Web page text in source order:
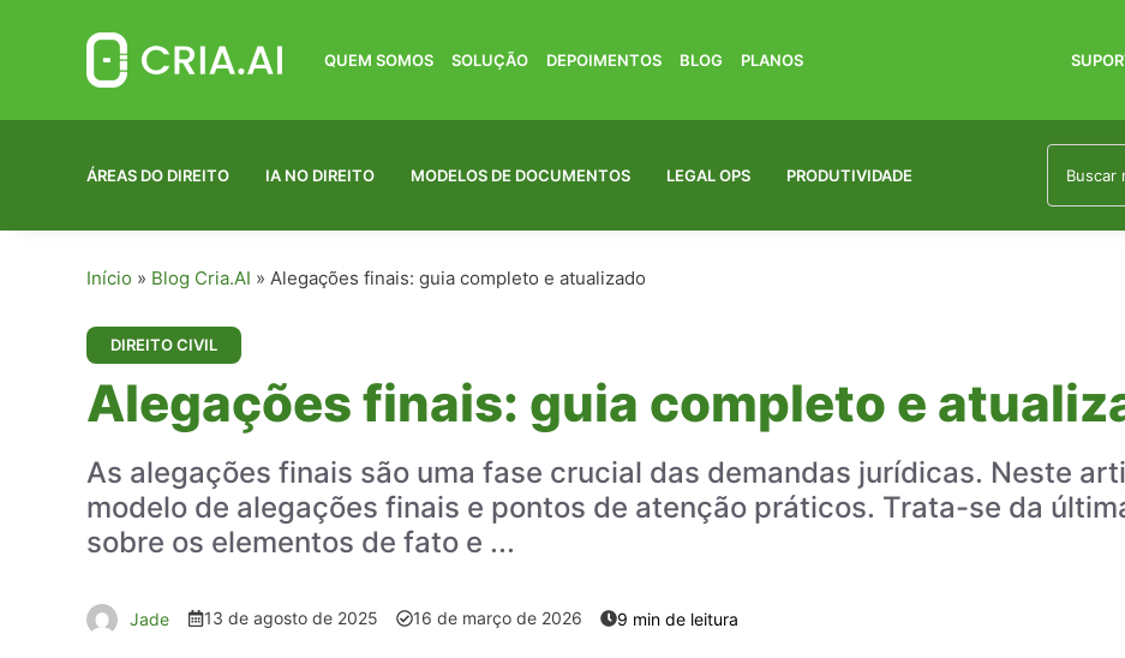
QUEM SOMOS SOLUÇÃO DEPOIMENTOS BLOG PLANOS
ÁREAS DO DIREITO IA NO DIREITO MODELOS DE DOCUMENTOS LEGAL OPS PRODUTIVIDADE
Início » Blog Cria.AI » Alegações finais: guia completo e atualizado
DIREITO CIVIL
Alegações finais: guia completo e
As alegações finais são uma fase crucial das demandas jurídicas. Neste
modelo de alegações finais e pontos de atenção práticos. Trata-se da
sobre os elementos de fato e ...
Jade 13 de agosto de 2025 16 de março de 2026